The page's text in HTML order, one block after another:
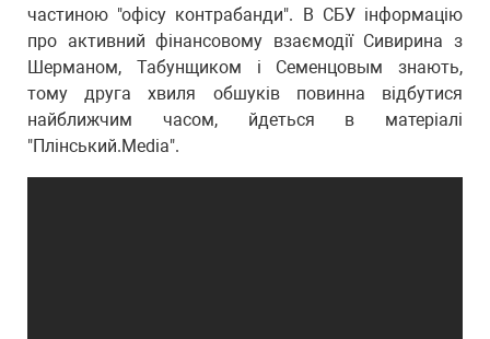
частиною "офісу контрабанди". В СБУ інформацію
про активний фінансовому взаємодії Сивирина з
Шерманом, Табунщиком і Семенцовым знають,
тому друга хвиля обшуків повинна відбутися
найближчим часом, йдеться в матеріалі
"Плінський.Media".